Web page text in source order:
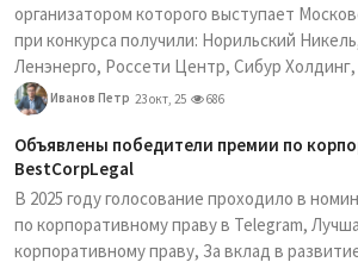
организатором которого выступает
при конкурса получили: Норильский
Ленэнерго, Россети Центр, Сибур
Иванов Петр 23 окт, 25 686
Объявлены победители премии по
BestCorpLegal
В 2025 году голосование проходило в
по корпоративному праву в Telegram,
корпоративному праву, За вклад в